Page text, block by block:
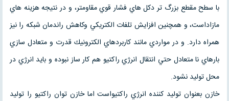
با سطح مقطع بزرگ تر دكل هاي فشار قوي مقاومتر، و در نتيجه هزينه هاي
مازاداست، و همچنين افزايش تلفات الكتريكي وكاهش راندمان شبكه را نيز
همراه دارد. و در مواردي مانند كاربردهاي الكترونيك قدرت و متعادل سازي
بارهاي نا متعادل حتي انتقال انرژي راكتيو هم كار ساز نبوده و بايد انرژي در
محل توليد نشود.
خازن بعنوان توليد كننده انرژي راكتيواست اما خازن توان راكتيو را توليد